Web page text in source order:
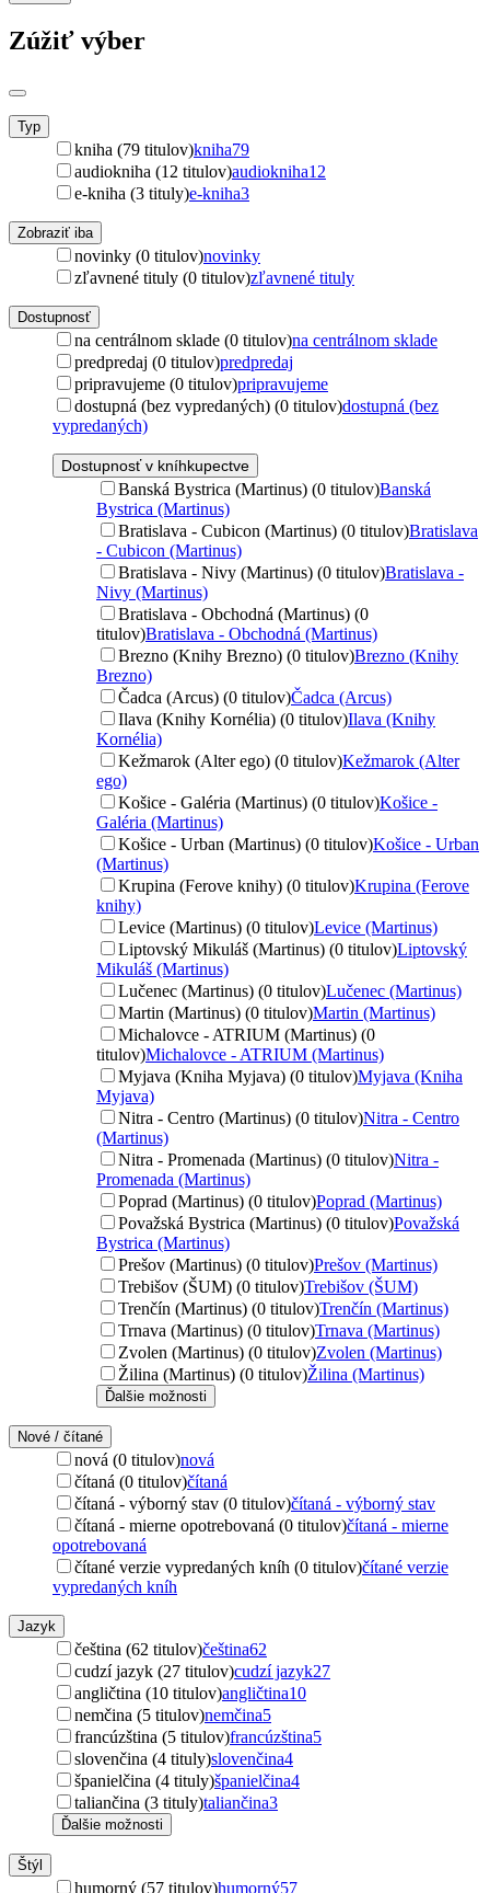
Zúžiť výber
Typ
kniha (79 titulov)kniha79
audiokniha (12 titulov)audiokniha12
e-kniha (3 tituly)e-kniha3
Zobraziť iba
novinky (0 titulov)novinky
zľavnené tituly (0 titulov)zľavnené tituly
Dostupnosť
na centrálnom sklade (0 titulov)na centrálnom sklade
predpredaj (0 titulov)predpredaj
pripravujeme (0 titulov)pripravujeme
dostupná (bez vypredaných) (0 titulov)dostupná (bez
vypredaných)
Dostupnosť v kníhkupectve
Banská Bystrica (Martinus) (0 titulov)Banská
Bystrica (Martinus)
Bratislava - Cubicon (Martinus) (0 titulov)Bratislava
- Cubicon (Martinus)
Bratislava - Nivy (Martinus) (0 titulov)Bratislava -
Nivy (Martinus)
Bratislava - Obchodná (Martinus) (0
titulov)Bratislava - Obchodná (Martinus)
Brezno (Knihy Brezno) (0 titulov)Brezno (Knihy
Brezno)
Čadca (Arcus) (0 titulov)Čadca (Arcus)
Ilava (Knihy Kornélia) (0 titulov)Ilava (Knihy
Kornélia)
Kežmarok (Alter ego) (0 titulov)Kežmarok (Alter
ego)
Košice - Galéria (Martinus) (0 titulov)Košice -
Galéria (Martinus)
Košice - Urban (Martinus) (0 titulov)Košice - Urban
(Martinus)
Krupina (Ferove knihy) (0 titulov)Krupina (Ferove
knihy)
Levice (Martinus) (0 titulov)Levice (Martinus)
Liptovský Mikuláš (Martinus) (0 titulov)Liptovský
Mikuláš (Martinus)
Lučenec (Martinus) (0 titulov)Lučenec (Martinus)
Martin (Martinus) (0 titulov)Martin (Martinus)
Michalovce - ATRIUM (Martinus) (0
titulov)Michalovce - ATRIUM (Martinus)
Myjava (Kniha Myjava) (0 titulov)Myjava (Kniha
Myjava)
Nitra - Centro (Martinus) (0 titulov)Nitra - Centro
(Martinus)
Nitra - Promenada (Martinus) (0 titulov)Nitra -
Promenada (Martinus)
Poprad (Martinus) (0 titulov)Poprad (Martinus)
Považská Bystrica (Martinus) (0 titulov)Považská
Bystrica (Martinus)
Prešov (Martinus) (0 titulov)Prešov (Martinus)
Trebišov (ŠUM) (0 titulov)Trebišov (ŠUM)
Trenčín (Martinus) (0 titulov)Trenčín (Martinus)
Trnava (Martinus) (0 titulov)Trnava (Martinus)
Zvolen (Martinus) (0 titulov)Zvolen (Martinus)
Žilina (Martinus) (0 titulov)Žilina (Martinus)
Ďalšie možnosti
Nové / čítané
nová (0 titulov)nová
čítaná (0 titulov)čítaná
čítaná - výborný stav (0 titulov)čítaná - výborný stav
čítaná - mierne opotrebovaná (0 titulov)čítaná - mierne
opotrebovaná
čítané verzie vypredaných kníh (0 titulov)čítané verzie
vypredaných kníh
Jazyk
čeština (62 titulov)čeština62
cudzí jazyk (27 titulov)cudzí jazyk27
angličtina (10 titulov)angličtina10
nemčina (5 titulov)nemčina5
francúzština (5 titulov)francúzština5
slovenčina (4 tituly)slovenčina4
španielčina (4 tituly)španielčina4
taliančina (3 tituly)taliančina3
Ďalšie možnosti
Štýl
humorný (57 titulov)humorný57